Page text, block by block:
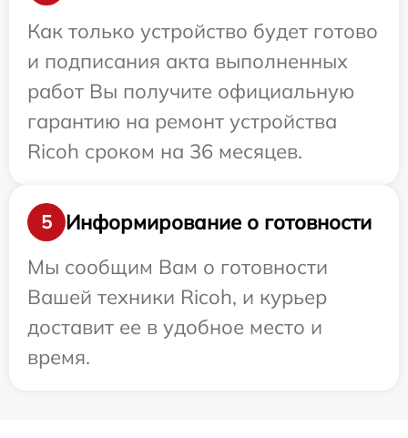
Как только устройство будет готово
и подписания акта выполненных
работ Вы получите официальную
гарантию на ремонт устройства
Ricoh сроком на 36 месяцев.
5
Информирование о готовности
Мы сообщим Вам о готовности
Вашей техники Ricoh, и курьер
доставит ее в удобное место и
время.